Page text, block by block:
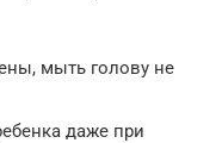
мыть голову не
даже при